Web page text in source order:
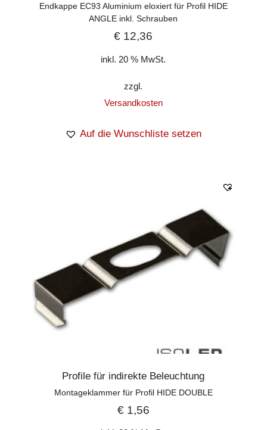
Endkappe EC93 Aluminium eloxiert für Profil HIDE
ANGLE inkl. Schrauben
€ 12,36
inkl. 20 % MwSt.
zzgl.
Versandkosten
Auf die Wunschliste setzen
Profile für indirekte Beleuchtung
Montageklammer für Profil HIDE DOUBLE
€1,56